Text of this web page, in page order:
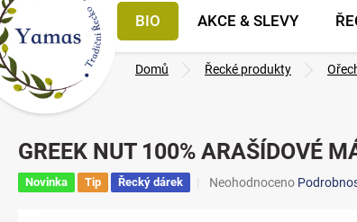
BIO AKCE & SLEVY
Domů Řecké produkty
GREEK NUT 100% ARAŠÍDOVÉ
Novinka Tip Řecký dárek
Průměrné
Neohodnoceno